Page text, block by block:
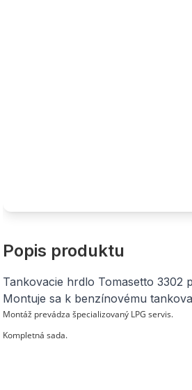
Popis produktu
Tankovacie hrdlo Tomasetto 3302
Montuje sa k benzínovému
Montáž prevádza špecializovaný LPG servis.
Kompletná sada.